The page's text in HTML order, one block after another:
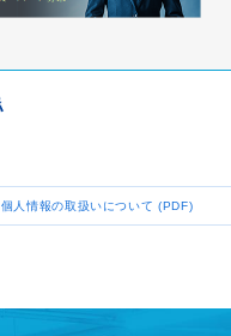
個人情報の取扱いについて (PDF)